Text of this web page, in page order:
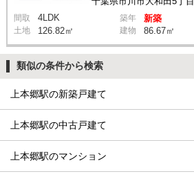
間取 4LDK 築年 新築
土地 126.82㎡ 建物 86.67㎡
類似の条件から検索
上本郷駅の新築戸建て
上本郷駅の中古戸建て
上本郷駅のマンション